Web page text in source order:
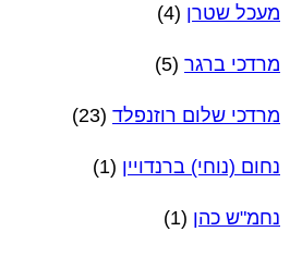
מעכל שטרן (4)
מרדכי ברגר (5)
מרדכי שלום רוזנפלד (23)
נחום (נוחי) ברנדויין (1)
נחמ"ש כהן (1)